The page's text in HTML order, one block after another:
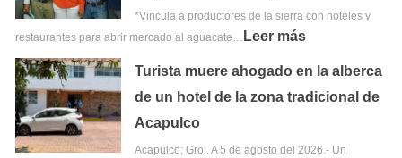
*Vincula a productores de la sierra con hoteles y
restaurantes para abrir mercado al aguacate… Leer más
Turista muere ahogado en la alberca
de un hotel de la zona tradicional de
Acapulco
Acapulco; Gro,. A 5 de agosto del 2026.- Un